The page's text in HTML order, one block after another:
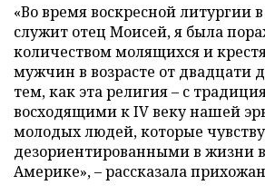
«Во время воскресной литургии
служит отец Моисей, я была
количеством молящихся и
мужчин в возрасте от двадцати
тем, как эта религия – с
восходящими к IV веку нашей
молодых людей, которые
дезориентированными в жизни
Америке», – рассказала